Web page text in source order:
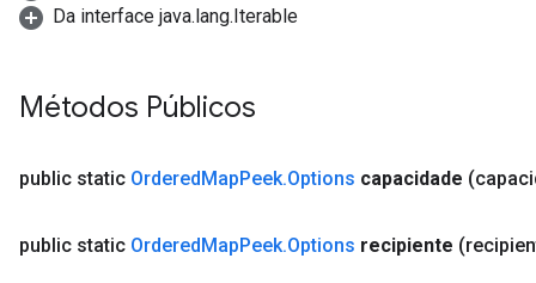
Da interface java.lang.Iterable
Métodos Públicos
public static OrderedMapPeek.Options capacidade
public static OrderedMapPeek.Options recipiente